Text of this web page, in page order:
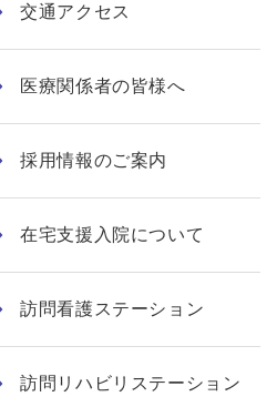
交通アクセス
医療関係者の皆様へ
採用情報のご案内
在宅支援入院について
訪問看護ステーション
訪問リハビリステーション